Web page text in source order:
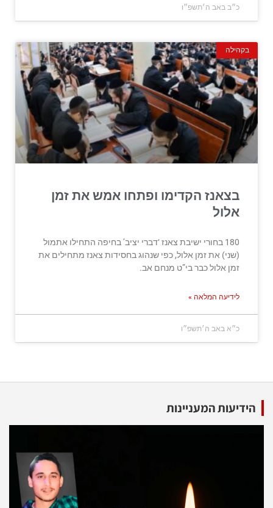
כ״ב באב ה׳תשפ״ו
בקהילה
בצאנז הקדימו ופתחו אמש את זמן
אלול
180 בחורי ישיבת צאנז ‘דברי יציב’ בחיפה התחילו אתמול
(שני) את זמן אלול, כפי שנהוג בחסידות צאנז מתחילים את
זמן אלול כבר בי”ט מנחם אב.
לידיעה המלאה »
כ״א באב ה׳תשפ״ו
הידיעות המעניינות